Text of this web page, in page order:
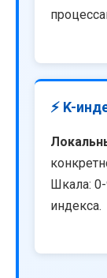
⚡ K-
Шкала: 0-
индекса.